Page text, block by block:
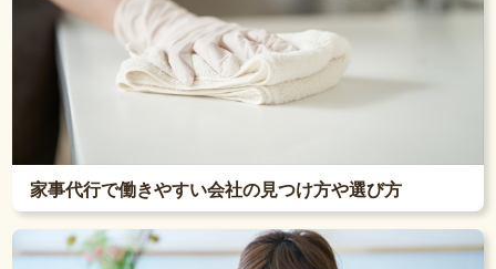
家事代行で働きやすい会社の見つけ方や選び方